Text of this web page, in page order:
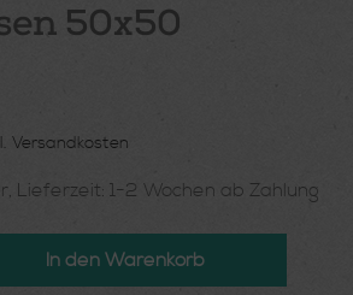
50x50
Versandkosten
Lieferzeit: 1-2 Wochen ab Zahlung
In den Warenkorb